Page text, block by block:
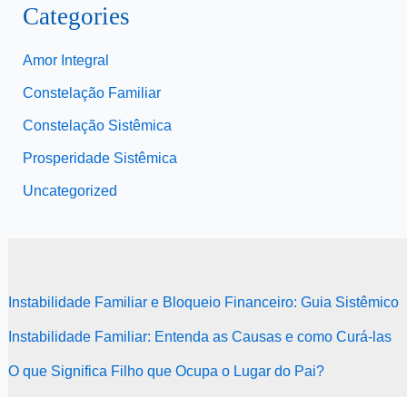
Categories
Amor Integral
Constelação Familiar
Constelação Sistêmica
Prosperidade Sistêmica
Uncategorized
Instabilidade Familiar e Bloqueio Financeiro: Guia Sistêmico
Instabilidade Familiar: Entenda as Causas e como Curá-las
O que Significa Filho que Ocupa o Lugar do Pai?